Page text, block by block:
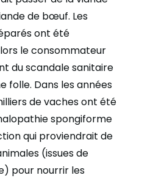
de bœuf. Les
ont été
le consommateur
du scandale sanitaire
folle. Dans les années
de vaches ont été
spongiforme
qui proviendrait de
(issues de
pour nourrir les